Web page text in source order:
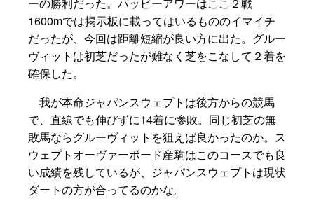
1600mでは掲示板に載ってはいるもののイマイチ
だったが、今回は距離短縮が良い方に出た。グルー
ヴィットは初芝だったが難なく芝をこなして２着を
確保した。
我が本命ジャパンスウェプトは後方からの競馬
で、直線でも伸びずに14着に惨敗。同じ初芝の無
敗馬ならグルーヴィットを狙えば良かったのか。ス
ウェプトオーヴァーボード産駒はこのコースでも良
い成績を残しているが、ジャパンスウェプトは現状
ダートの方が合ってるのかな。